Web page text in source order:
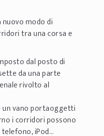
nuovo modo di
tra una corsa e
dal posto di
da una parte
rivolto al
un vano portaoggetti
i corridori possono
iPod…